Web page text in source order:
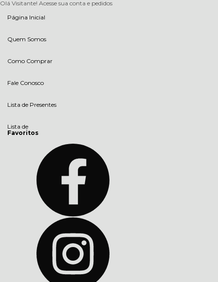
Olá Visitante! Acesse sua conta e pedidos
Página Inicial
Quem Somos
Como Comprar
Fale Conosco
Lista de Presentes
Lista de
Favoritos